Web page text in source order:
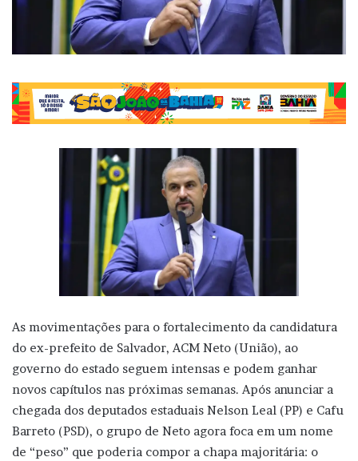
As movimentações para o fortalecimento da candidatura
do ex-prefeito de Salvador, ACM Neto (União), ao
governo do estado seguem intensas e podem ganhar
novos capítulos nas próximas semanas. Após anunciar a
chegada dos deputados estaduais Nelson Leal (PP) e Cafu
Barreto (PSD), o grupo de Neto agora foca em um nome
de “peso” que poderia compor a chapa majoritária: o